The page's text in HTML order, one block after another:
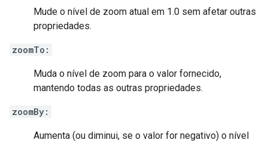
Mude o nível de zoom atual em 1.0 sem afetar outras
propriedades.
zoomTo:
Muda o nível de zoom para o valor fornecido,
mantendo todas as outras propriedades.
zoomBy:
Aumenta (ou diminui, se o valor for negativo) o nível